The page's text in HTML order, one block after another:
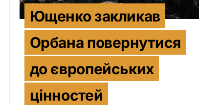
Ющенко закликав
Орбана повернутися
до європейських
цінностей